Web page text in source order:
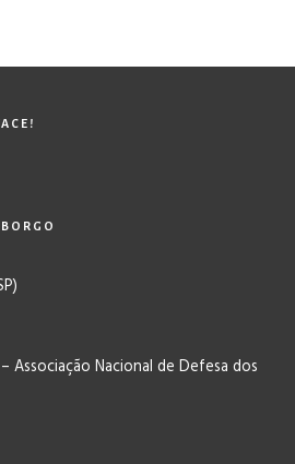
Associação Nacional de Defesa dos